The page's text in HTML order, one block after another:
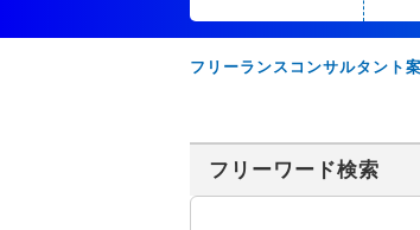
フリーランスコンサルタント
フリーワード検索